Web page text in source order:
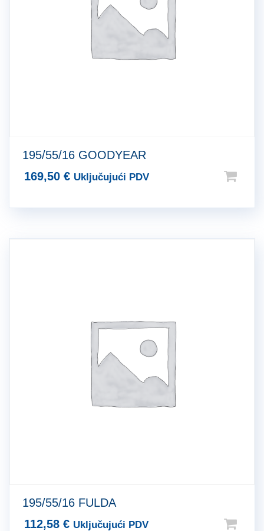
195/55/16 GOODYEAR
169,50 € Uključujući PDV
195/55/16 FULDA
112,58 € Uključujući PDV